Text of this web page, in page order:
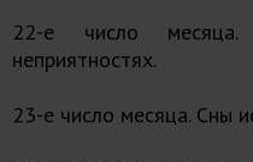
22-е число
неприятностях.
23-е число месяца. Сны